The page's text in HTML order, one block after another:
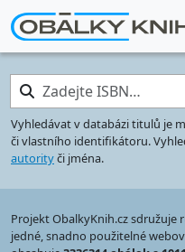
Zadejte ISBN…
Vyhledávat v databázi titulů je
či vlastního identifikátoru.
autorityči jména.
Projekt ObalkyKnih.cz sdružuje
jedné, snadno použitelné